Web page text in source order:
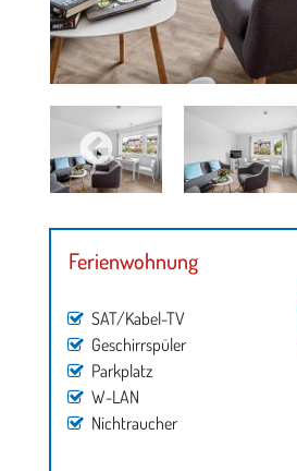
Ferienwohnung
SAT/Kabel-TV
Geschirrspüler
Parkplatz
W-LAN
Nichtraucher